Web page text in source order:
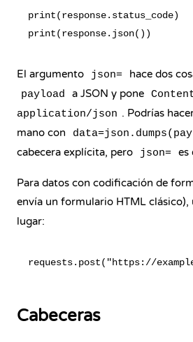
print(response.status_code)
El argumento json= hace dos
payload a JSON y pone
application/json . Podrías
mano con
cabecera explícita, pero
json= es
Para datos con codificación de
envía un formulario HTML clásico),
lugar:
Cabeceras